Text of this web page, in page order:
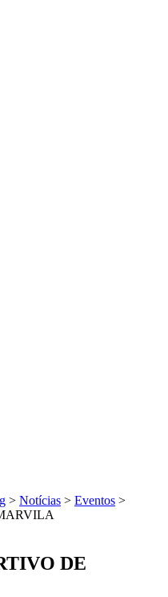
> Notícias > Eventos >
DE